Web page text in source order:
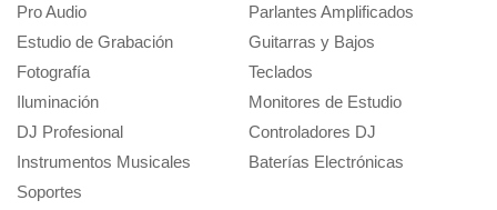
Pro Audio
Estudio de Grabación
Fotografía
Iluminación
DJ Profesional
Instrumentos Musicales
Soportes
Parlantes Amplificados
Guitarras y Bajos
Teclados
Monitores de Estudio
Controladores DJ
Baterías Electrónicas